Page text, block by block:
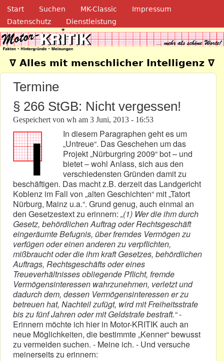
Direkt zum Inhalt
Navigation
Start Suchen MK-Classic
Impressum
Datenschutz
Dienstleistung
Motor-Kritik.de
∇ Alles mit menschlicher Intelligenz ∇
Termine
§ 266 StGB: Nicht vergessen!
Gespeichert von wh am 3 Juni, 2013 - 16:53
In diesem Paragraphen geht es um
„Untreue“. Das Geschehen um das
Projekt „Nürburgring 2009“ bot – und
bietet – wohl Anlass, sich aus den
verschiedensten Gründen damit zu
beschäftigen. Das macht z.B. derzeit das Landgericht
Koblenz im Fall von „alten Geschichten“ mit „Tatort
Nürburg, Mainz u.a.“. Grund genug, auch einmal an
den Gesetzestext zu erinnern: „(1) Wer die ihm durch
Gesetz, behördlichen Auftrag oder Rechtsgeschäft
eingeräumte Befugnis, über fremdes Vermögen zu
verfügen oder einen anderen zu verpflichten,
mißbraucht oder die ihm kraft Gesetzes, behördlichen
Auftrags, Rechtsgeschäfts oder eines
Treueverhältnisses obliegende Pflicht, fremde
Vermögensinteressen wahrzunehmen, verletzt und
dadurch dem, dessen Vermögensinteressen er zu
betreuen hat, Nachteil zufügt, wird mit Freiheitsstrafe
bis zu fünf Jahren oder mit Geldstrafe bestraft.“-
Erinnern möchte ich hier in Motor-KRITIK auch an
neue Möglichkeiten, die bestimmte „Kenner“ bewusst
zu vermeiden suchen. - Meine ich. - Und versuche
meinerseits zu erinnern: